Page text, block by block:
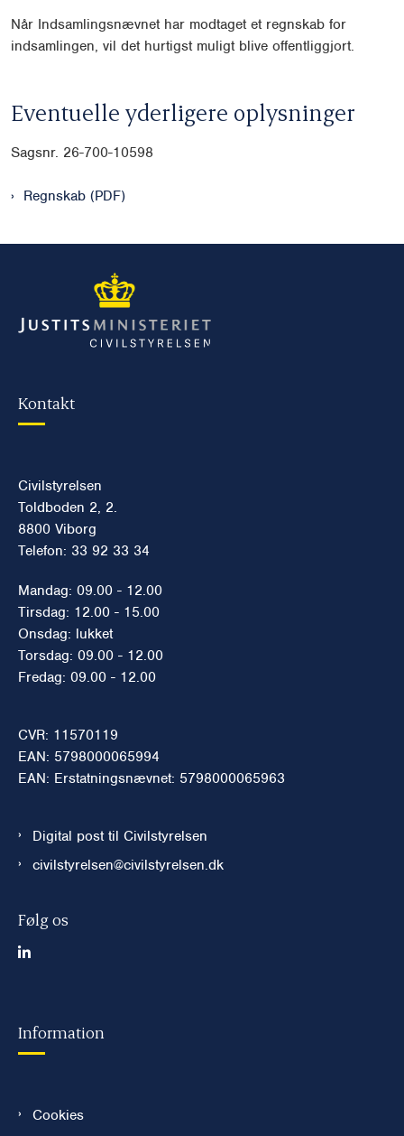
Når Indsamlingsnævnet har modtaget et regnskab for
indsamlingen, vil det hurtigst muligt blive offentliggjort.
Eventuelle yderligere oplysninger
Sagsnr. 26-700-10598
Regnskab (PDF)
Kontakt
Civilstyrelsen
Toldboden 2, 2.
8800 Viborg
Telefon: 33 92 33 34
Mandag: 09.00 - 12.00
Tirsdag: 12.00 - 15.00
Onsdag: lukket
Torsdag: 09.00 - 12.00
Fredag: 09.00 - 12.00
CVR: 11570119
EAN: 5798000065994
EAN: Erstatningsnævnet: 5798000065963
Digital post til Civilstyrelsen
civilstyrelsen@civilstyrelsen.dk
Følg os
Information
Cookies